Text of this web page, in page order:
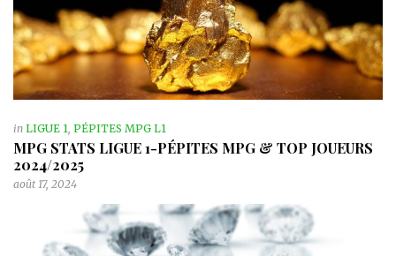
in LIGUE 1, PÉPITES MPG L1
MPG STATS LIGUE 1-PÉPITES MPG & TOP JOUEURS
2024/2025
août 17, 2024